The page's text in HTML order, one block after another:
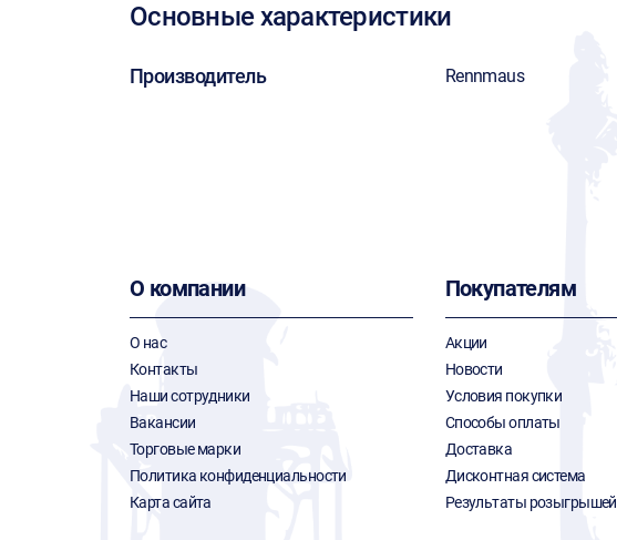
Основные характеристики
Производитель Rennmaus
О компании
О нас
Контакты
Наши сотрудники
Вакансии
Торговые марки
Политика конфиденциальности
Карта сайта
Покупателям
Акции
Новости
Условия покупки
Способы оплаты
Доставка
Дисконтная система
Результаты розыгрышей